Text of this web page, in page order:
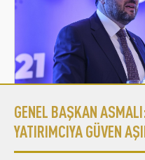
Haberler
Yayınlar
Sosyal Sorumluluk
Bilgi Merkezi
GENEL BAŞKAN
YATIRIMCIYA GÜVEN